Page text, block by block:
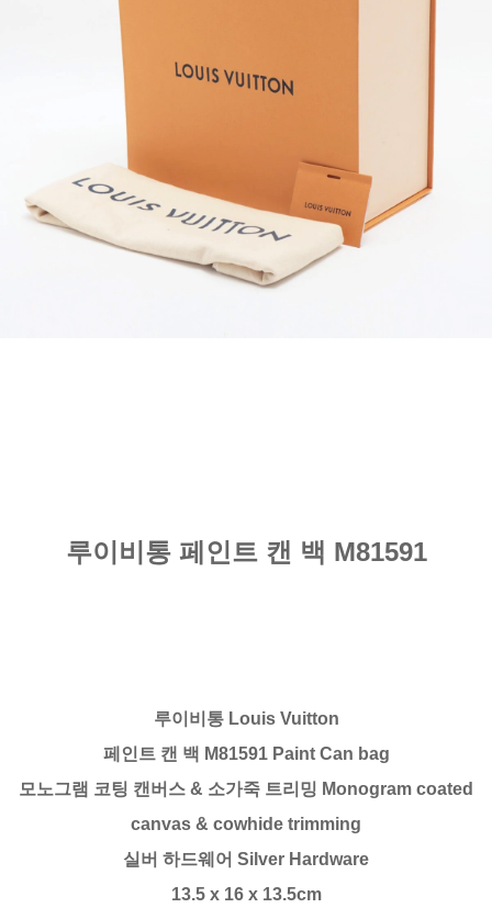
루이비통 페인트 캔 백 M81591
루이비통 Louis Vuitton
페인트 캔 백 M81591 Paint Can bag
모노그램 코팅 캔버스 & 소가죽 트리밍 Monogram coated
canvas & cowhide trimming
실버 하드웨어 Silver Hardware
13.5 x 16 x 13.5cm